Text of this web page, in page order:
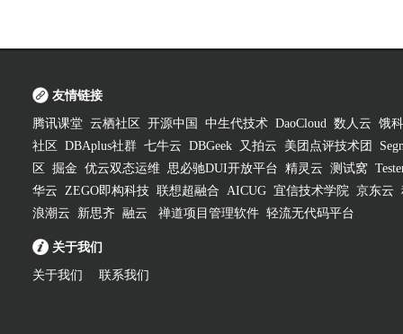
友情链接
腾讯课堂 云栖社区 开源中国 中生代技术 DaoCloud 数人云 饿
社区
DBAplus社群 七牛云 DBGeek 又拍云 美团点评技术团
区
掘金 优云双态运维 思必驰DUI开放平台 精灵云 测试窝
华云 ZEGO即构科技 联想超融合 AICUG 宜信技术学院 京东云
浪潮云
新思齐 融云 禅道项目管理软件 轻流无代码平台
关于我们
关于我们 联系我们